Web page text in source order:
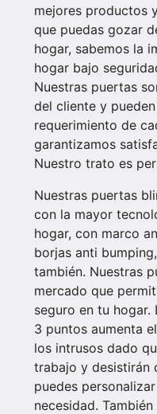
mejores productos
que puedas gozar
hogar, sabemos la
hogar bajo
Nuestras puertas
del cliente y
requerimiento de
garantizamos
Nuestro trato es
Nuestras puertas
con la mayor
hogar, con marco
borjas anti
también. Nuestras
mercado que
seguro en tu
3 puntos aumenta
los intrusos dado
trabajo y desistirán
puedes
necesidad.